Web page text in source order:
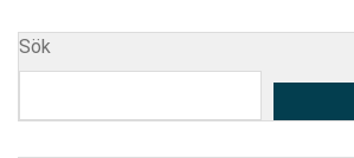
Sök